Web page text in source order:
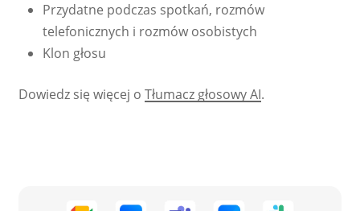
Przydatne podczas spotkań, rozmów
telefonicznych i rozmów osobistych
Klon głosu
Dowiedz się więcej o Tłumacz głosowy AI.